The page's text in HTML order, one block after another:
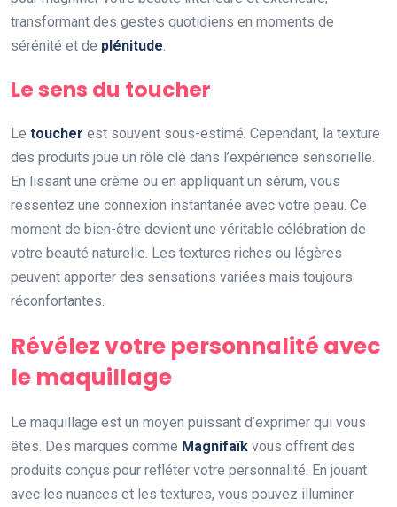
transformant des gestes quotidiens en moments de
sérénité et de plénitude.
Le sens du toucher
Le toucher est souvent sous-estimé. Cependant, la texture
des produits joue un rôle clé dans l’expérience sensorielle.
En lissant une crème ou en appliquant un sérum, vous
ressentez une connexion instantanée avec votre peau. Ce
moment de bien-être devient une véritable célébration de
votre beauté naturelle. Les textures riches ou légères
peuvent apporter des sensations variées mais toujours
réconfortantes.
Révélez votre personnalité avec
le maquillage
Le maquillage est un moyen puissant d’exprimer qui vous
êtes. Des marques comme Magnifaïk vous offrent des
produits conçus pour refléter votre personnalité. En jouant
avec les nuances et les textures, vous pouvez illuminer